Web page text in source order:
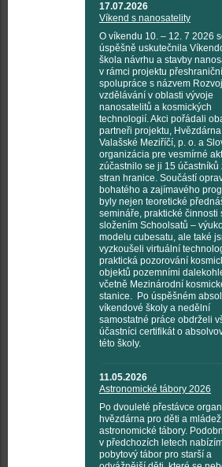
17.07.2026
Víkend s nanosatelity
O víkendu 10. – 12. 7 2026
úspěšně uskutečnila
škola návrhu a stavby
v rámci projektu přeshraniční
spolupráce s názvem Rozvoj
vzdělávání v oblasti vývoje
nanosatelitů a kosmických
technologií. Akci pořádali
partneři projektu, Hvězdárna
Valašské Meziříčí, p. o. a
organizácia pre vesmírné
zúčastnilo se ji 15 účastníků
stran hranice. Součástí
bohatého a zajímavého
byly nejen teoretické
semináře, praktické činnosti
složením Schoolsatů –
modelu cubesatu, ale také
vyzkoušeli virtuální
praktická pozorování
objektů pozemními
včetně Mezinárodní
stanice. Po úspěšném
víkendové školy a nedělní
samostatné práce obdrželi
účastníci certifikát o
této školy.
11.05.2026
Astronomické tábory 2026
Po dvouleté přestávce
hvězdárna pro děti a mládež
astronomické tábory.
v předchozích letech
pobytový tábor pro starší a